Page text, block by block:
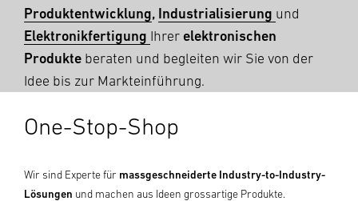
Produktentwicklung, Industrialisierung und
Elektronikfertigung Ihrer elektronischen
Produkte beraten und begleiten wir Sie von der
Idee bis zur Markteinführung.
One-Stop-Shop
Wir sind Experte für massgeschneiderte Industry-to-Industry-
Lösungen und machen aus Ideen grossartige Produkte.